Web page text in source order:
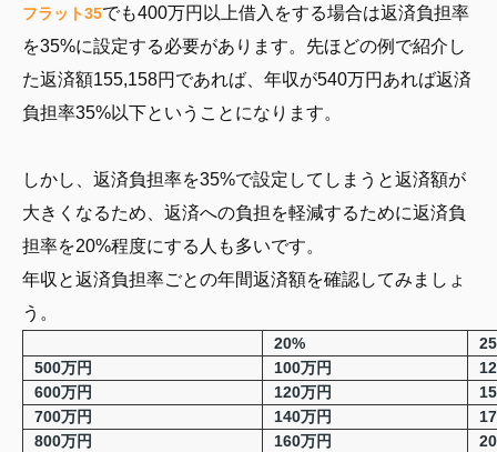
フラット35でも400万円以上借入をする場合は返済負担率
を35%に設定する必要があります。先ほどの例で紹介し
た返済額155,158円であれば、年収が540万円あれば返済
負担率35%以下ということになります。
しかし、返済負担率を35%で設定してしまうと返済額が
大きくなるため、返済への負担を軽減するために返済負
担率を20%程度にする人も多いです。
年収と返済負担率ごとの年間返済額を確認してみましょ
う。
20%
500万円
100万円
600万円
120万円
700万円
140万円
800万円
160万円